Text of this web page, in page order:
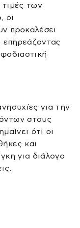
τιμές των
οι
προκαλέσει
επηρεάζοντας
για την
στους
ότι οι
και
για διάλογο